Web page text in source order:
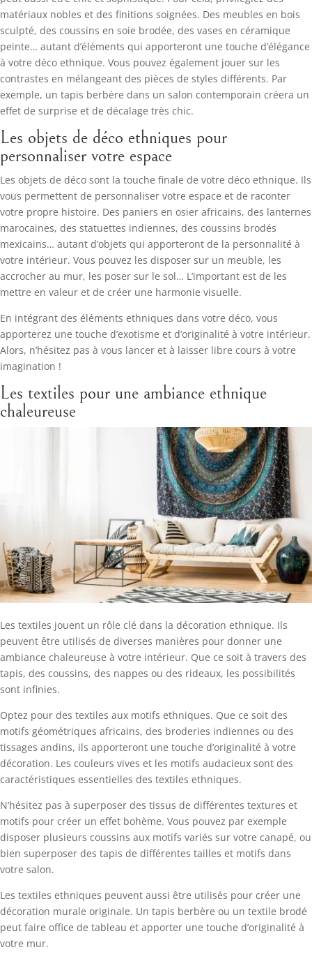
matériaux nobles et des finitions soignées. Des meubles en bois
sculpté, des coussins en soie brodée, des vases en céramique
peinte… autant d’éléments qui apporteront une touche d’élégance
à votre déco ethnique. Vous pouvez également jouer sur les
contrastes en mélangeant des pièces de styles différents. Par
exemple, un tapis berbère dans un salon contemporain créera un
effet de surprise et de décalage très chic.
Les objets de déco ethniques pour
personnaliser votre espace
Les objets de déco sont la touche finale de votre déco ethnique. Ils
vous permettent de personnaliser votre espace et de raconter
votre propre histoire. Des paniers en osier africains, des lanternes
marocaines, des statuettes indiennes, des coussins brodés
mexicains… autant d’objets qui apporteront de la personnalité à
votre intérieur. Vous pouvez les disposer sur un meuble, les
accrocher au mur, les poser sur le sol… L’important est de les
mettre en valeur et de créer une harmonie visuelle.
En intégrant des éléments ethniques dans votre déco, vous
apporterez une touche d’exotisme et d’originalité à votre intérieur.
Alors, n’hésitez pas à vous lancer et à laisser libre cours à votre
imagination !
Les textiles pour une ambiance ethnique
chaleureuse
Les textiles jouent un rôle clé dans la décoration ethnique. Ils
peuvent être utilisés de diverses manières pour donner une
ambiance chaleureuse à votre intérieur. Que ce soit à travers des
tapis, des coussins, des nappes ou des rideaux, les possibilités
sont infinies.
Optez pour des textiles aux motifs ethniques. Que ce soit des
motifs géométriques africains, des broderies indiennes ou des
tissages andins, ils apporteront une touche d’originalité à votre
décoration. Les couleurs vives et les motifs audacieux sont des
caractéristiques essentielles des textiles ethniques.
N’hésitez pas à superposer des tissus de différentes textures et
motifs pour créer un effet bohème. Vous pouvez par exemple
disposer plusieurs coussins aux motifs variés sur votre canapé, ou
bien superposer des tapis de différentes tailles et motifs dans
votre salon.
Les textiles ethniques peuvent aussi être utilisés pour créer une
décoration murale originale. Un tapis berbère ou un textile brodé
peut faire office de tableau et apporter une touche d’originalité à
votre mur.